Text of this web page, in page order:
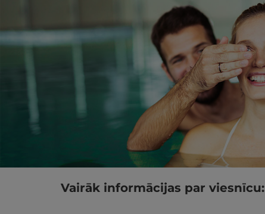
Vairāk informācijas par viesnīcu: